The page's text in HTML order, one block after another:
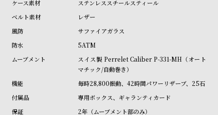
受
注
販
売
モ
ル
雑
誌
掲
載
商
衣
装
セ
ー
ステンレススチールスティール
レザー
サファイアガラス
5ATM
スイス製 Perrelet Caliber P-331-MH（オート
マチック/自動巻き）
毎時28,800振動、42時間パワーリザーブ、25石
専用ボックス、ギャランティカード
2年（ムーブメント部のみ）